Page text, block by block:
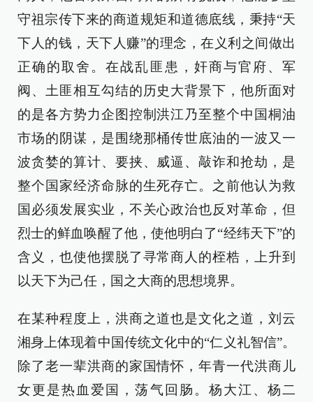
守祖宗传下来的商道规矩和道德底线，秉持“天
下人的钱，天下人赚”的理念，在义利之间做出
正确的取舍。在战乱匪患，奸商与官府、军
阀、土匪相互勾结的历史大背景下，他所面对
的是各方势力企图控制洪江乃至整个中国桐油
市场的阴谋，是围绕那桶传世底油的一波又一
波贪婪的算计、要挟、威逼、敲诈和抢劫，是
整个国家经济命脉的生死存亡。之前他认为救
国必须发展实业，不关心政治也反对革命，但
烈士的鲜血唤醒了他，使他明白了“经纬天下”的
含义，也使他摆脱了寻常商人的桎梏，上升到
以天下为己任，国之大商的思想境界。
在某种程度上，洪商之道也是文化之道，刘云
湘身上体现着中国传统文化中的“仁义礼智信”。
除了老一辈洪商的家国情怀，年青一代洪商儿
女更是热血爱国，荡气回肠。杨大江、杨二